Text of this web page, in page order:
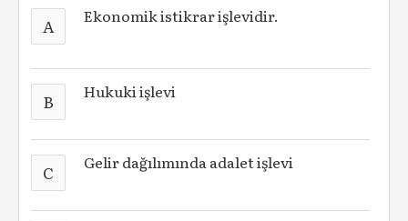
A Ekonomik istikrar işlevidir.
B Hukuki işlevi
C Gelir dağılımında adalet işlevi